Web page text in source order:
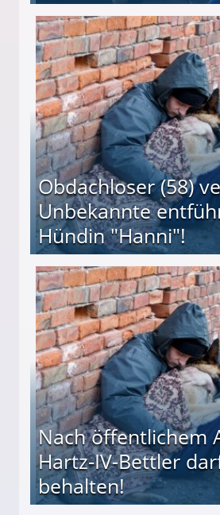
Mutter freigesprochen!
Obdachloser (58)
Unbekannte
Hündin "Hanni"!
entführten seine Hündin "Hanni"!
Nach öffentlichem
Hartz-IV-Bettler
behalten!